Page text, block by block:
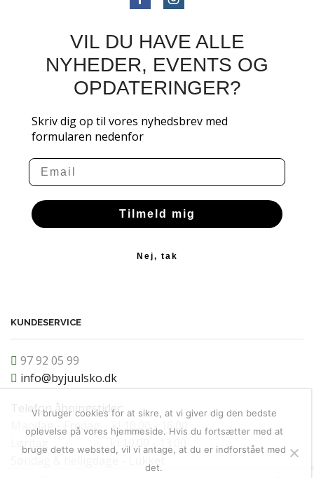
VIL DU HAVE ALLE
NYHEDER, EVENTS OG
OPDATERINGER?
Skriv dig op til vores nyhedsbrev med
formularen nedenfor
Email
Tilmeld mig
Nej, tak
KUNDESERVICE
97 92 05 99
info@byjuulsko.dk
Telefon åbningstider:
Mandag - Fredag kl 10.00 - 16.00
Lørdag kl 10.00 - 13.00
Søndag & helligdage - Lukket
Vi bruger cookies for at sikre, at vi giver dig den bedste
oplevelse på vores hjemmeside. Hvis du fortsætter med at
bruge dette websted, vil vi antage, at du er indforstået med
det.